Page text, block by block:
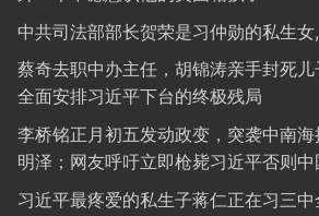
中共司法部部长贺荣是习仲勋的私生
蔡奇去职中办主任，胡锦涛亲手封死
全面安排习近平下台的终极残局
李桥铭正月初五发动政变，突袭中南
明泽；网友呼吁立即枪毙习近平否则
习近平最疼爱的私生子蒋仁正在习三